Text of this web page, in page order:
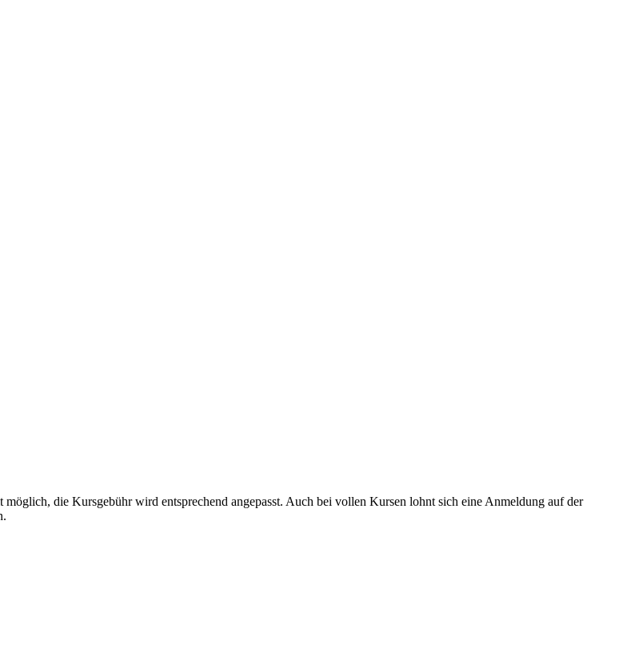
die Kursgebühr wird entsprechend angepasst. Auch bei vollen Kursen lohnt sich eine Anmeldung auf der